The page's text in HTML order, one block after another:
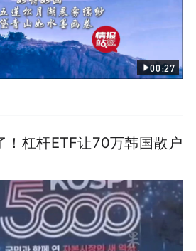
00:27
！杠杆ETF让70万韩国散户